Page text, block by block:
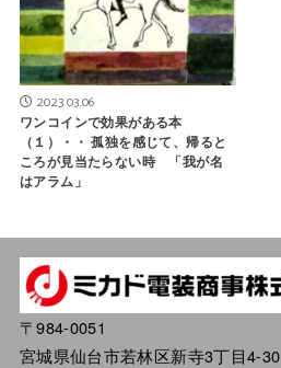
2023.03.06
ワンコインで効果がある本
（１）・・ 孤独を感じて、帰ると
ころが見当たらない時 「我が名
はアラム」
〒984-0051
宮城県仙台市若林区新寺3丁目4-30